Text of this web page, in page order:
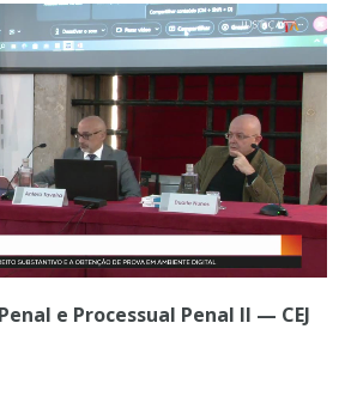
e Processual Penal II — CEJ